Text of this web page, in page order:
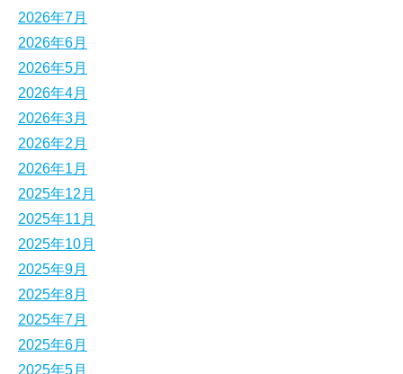
2026年7月
2026年6月
2026年5月
2026年4月
2026年3月
2026年2月
2026年1月
2025年12月
2025年11月
2025年10月
2025年9月
2025年8月
2025年7月
2025年6月
2025年5月